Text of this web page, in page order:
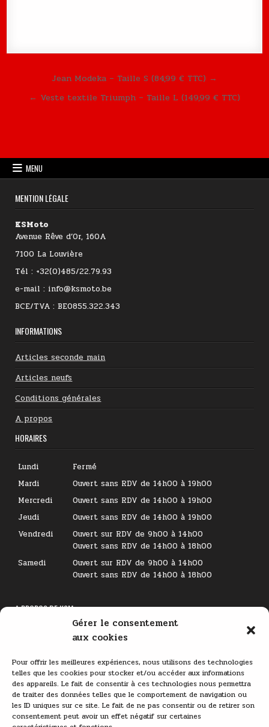
Gérer le consentement
aux cookies
Pour offrir les meilleures expériences, nous utilisons des technologies
telles que les cookies pour stocker et/ou accéder aux informations
des appareils. Le fait de consentir à ces technologies nous permettra
de traiter des données telles que le comportement de navigation ou
les ID uniques sur ce site. Le fait de ne pas consentir ou de retirer son
consentement peut avoir un effet négatif sur certaines
Navigation de l’article
Jean Modeka – Taille S (84,99 € TTC) →
← Veste textile Triumph – Taille L (149,99 € TTC)
MENU
MENTION LÉGALE
KSMoto
Avenue Rêve d’Or, 160A
7100 La Louvière
Tél : +32(0)485/22.79.93
e-mail : info@ksmoto.be
BCE/TVA : BE0855.322.343
INFORMATIONS
Articles seconde main
Articles neufs
Conditions générales
A propos
HORAIRES
Lundi
Fermé
Mardi
Ouvert sans RDV de 14h00 à 19h00
Mercredi
Ouvert sans RDV de 14h00 à 19h00
Jeudi
Ouvert sans RDV de 14h00 à 19h00
Vendredi
Ouvert sur RDV de 9h00 à 14h00
Ouvert sans RDV de 14h00 à 18h00
Samedi
Ouvert sur RDV de 9h00 à 14h00
Ouvert sans RDV de 14h00 à 18h00
A PROPOS DE KSM